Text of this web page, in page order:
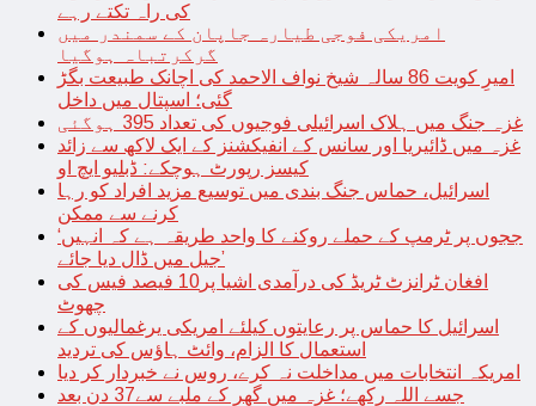
کی راہ تکتے رہے
امریکی فوجی طیارہ جاپان کے سمندر میں
گرکرتباہ ہوگیا
امیرِ کویت 86 سالہ شیخ نواف الاحمد کی اچانک طبیعت بگڑ
گئی؛ اسپتال میں داخل
غزہ جنگ میں ہلاک اسرائیلی فوجیوں کی تعداد 395 ہوگئی
غزہ میں ڈائیریا اور سانس کے انفیکشنز کے ایک لاکھ سے زائد
کیسز رپورٹ ہوچکے: ڈبلیو ایچ او
اسرائیل، حماس جنگ بندی میں توسیع مزید افراد کو رہا
کرنے سے ممکن
‘ججوں پر ٹرمپ کے حملے روکنے کا واحد طریقہ ہے کہ انہیں
جیل میں ڈال دیا جائے’
افغان ٹرانزٹ ٹریڈ کی درآمدی اشیا پر10 فیصد فیس کی
چھوٹ
اسرائیل کا حماس پر رعایتوں کیلئے امریکی یرغمالیوں کے
استعمال کا الزام، وائٹ ہاؤس کی تردید
امریکہ انتخابات میں مداخلت نہ کرے، روس نے خبردار کر دیا
جسے اللہ رکھے؛ غزہ میں گھر کے ملبے سے37 دن بعد